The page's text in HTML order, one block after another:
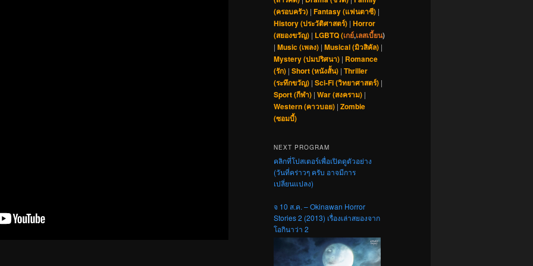
(ครอบครัว) | Fantasy (แฟนตาซี) |
History (ประวัติศาสตร์) | Horror
(สยองขวัญ) | LGBTQ (เกย์,เลสเบี้ยน)
| Music (เพลง) | Musical (มิวสิคัล) |
Mystery (ปมปริศนา) | Romance
(รัก) | Short (หนังสั้น) | Thriller
(ระทึกขวัญ) | Sci-Fi (วิทยาศาสตร์) |
Sport (กีฬา) | War (สงคราม) |
Western (คาวบอย) | Zombie
(ซอมบี้)
NEXT PROGRAM
คลิกที่โปสเตอร์เพื่อเปิดดูตัวอย่าง
(วันที่คร่าวๆ ครับ อาจมีการ
เปลี่ยนแปลง)
จ 10 ส.ค. – Okinawan Horror
Stories 2 (2013) เรื่องเล่าสยองจาก
โอกินาว่า 2